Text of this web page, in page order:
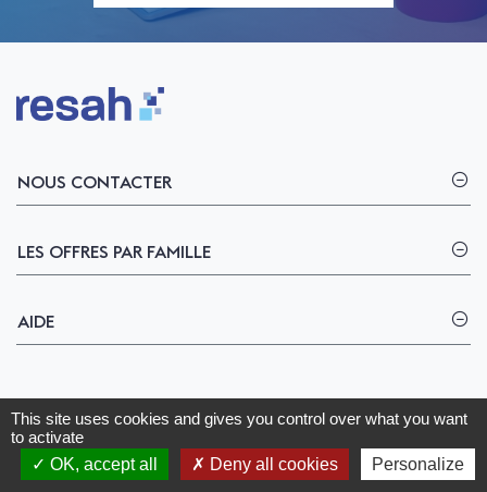
Logo Resah
NOUS CONTACTER
LES OFFRES PAR FAMILLE
AIDE
© Copyright 2026 - Resah tous droits réservés -
Mentions légales et politique de confidentialité
CGV
This site uses cookies and gives you control over what you want
to activate
OK, accept all
Deny all cookies Personalize